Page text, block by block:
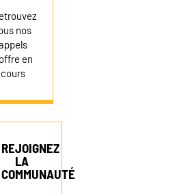
nos
en
cours
REJOIGNEZ
LA
COMMUNAUTÉ